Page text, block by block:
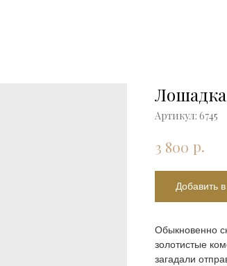
Артикул: 6745
3 800 р.
Добавить
Обыкновенно
золотистые
загадали